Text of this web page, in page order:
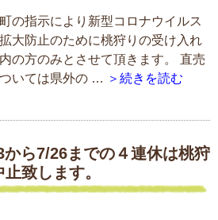
の指示により新型コロナウイルス
大防止のために桃狩りの受け入れ
の方のみとさせて頂きます。 直売
いては県外の … ＞続きを読む
から7/26までの４連休は桃狩
止致します。